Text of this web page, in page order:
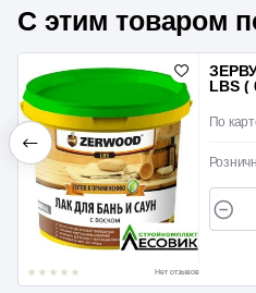
С этим товаром
Нет отзывов
LBS (
По